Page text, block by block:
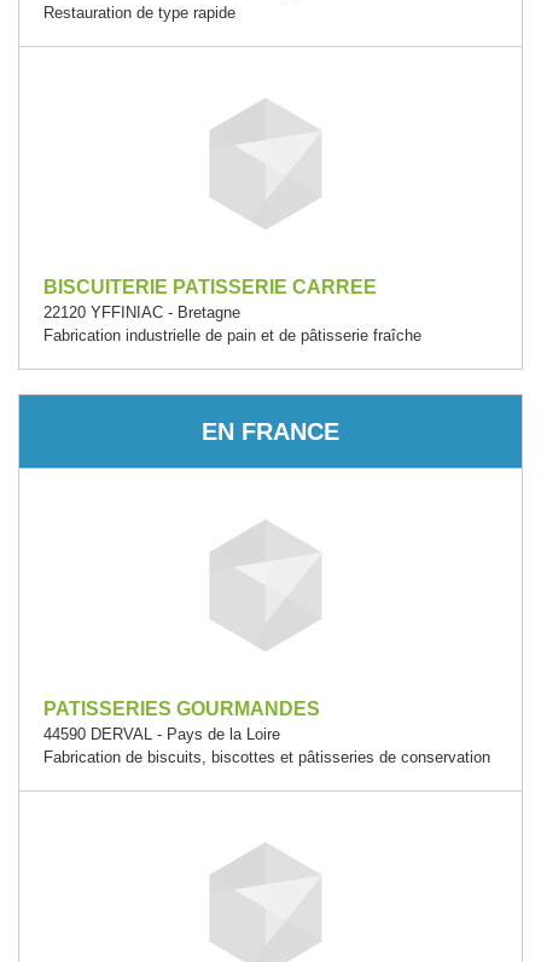
Restauration de type rapide
BISCUITERIE PATISSERIE CARREE
22120 YFFINIAC - Bretagne
Fabrication industrielle de pain et de pâtisserie fraîche
EN FRANCE
PATISSERIES GOURMANDES
44590 DERVAL - Pays de la Loire
Fabrication de biscuits, biscottes et pâtisseries de conservation